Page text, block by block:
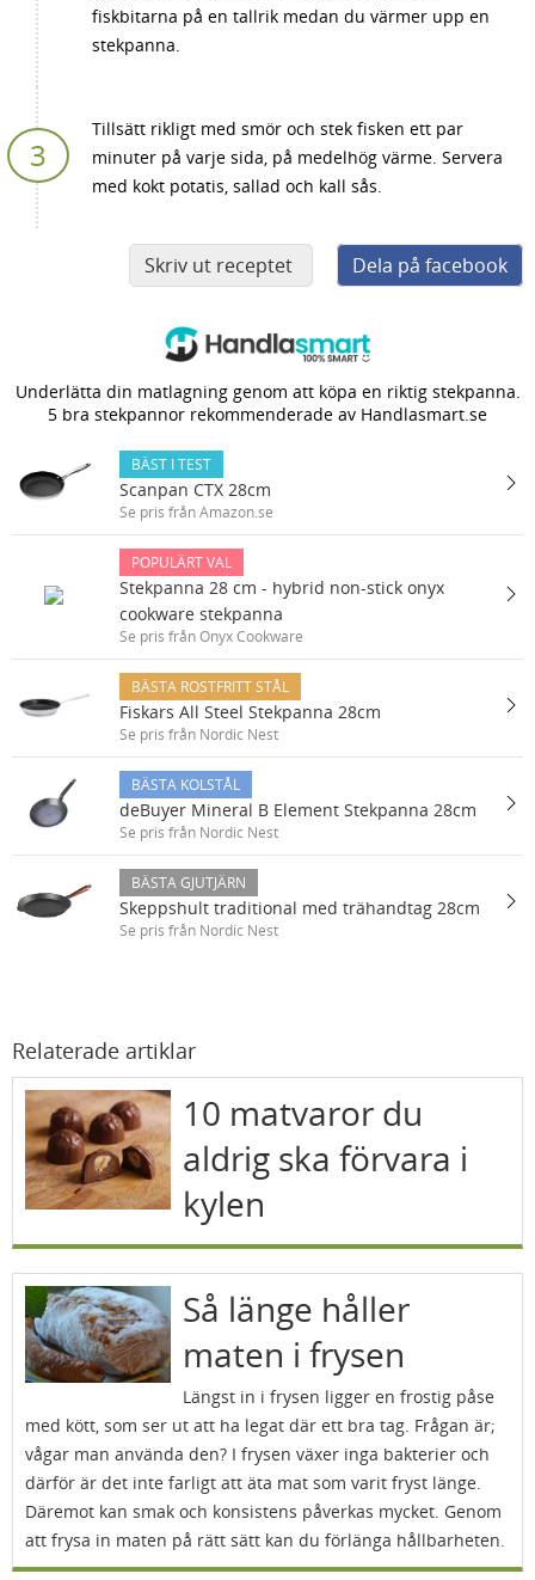
fiskbitarna på en tallrik medan du värmer upp en
stekpanna.
Tillsätt rikligt med smör och stek fisken ett par
minuter på varje sida, på medelhög värme. Servera
med kokt potatis, sallad och kall sås.
Skriv ut receptet Dela på facebook
Underlätta din matlagning genom att köpa en riktig stekpanna.
5 bra stekpannor rekommenderade av Handlasmart.se
BÄST I TEST
Scanpan CTX 28cm
Se pris från Amazon.se
POPULÄRT VAL
Stekpanna 28 cm - hybrid non-stick onyx
cookware stekpanna
Se pris från Onyx Cookware
BÄSTA ROSTFRITT STÅL
Fiskars All Steel Stekpanna 28cm
Se pris från Nordic Nest
BÄSTA KOLSTÅL
deBuyer Mineral B Element Stekpanna 28cm
Se pris från Nordic Nest
BÄSTA GJUTJÄRN
Skeppshult traditional med trähandtag 28cm
Se pris från Nordic Nest
Relaterade artiklar
10 matvaror du
aldrig ska förvara i
kylen
Så länge håller
maten i frysen
Längst in i frysen ligger en frostig påse
med kött, som ser ut att ha legat där ett bra tag. Frågan är;
vågar man använda den? I frysen växer inga bakterier och
därför är det inte farligt att äta mat som varit fryst länge.
Däremot kan smak och konsistens påverkas mycket. Genom
att frysa in maten på rätt sätt kan du förlänga hållbarheten.